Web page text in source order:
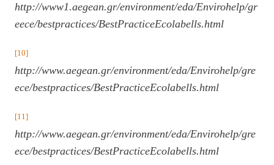
http://www1.aegean.gr/environment/eda/Envirohelp/gr
eece/bestpractices/BestPracticeEcolabells.html
[10]
http://www.aegean.gr/environment/eda/Envirohelp/gre
ece/bestpractices/BestPracticeEcolabells.html
[11]
http://www.aegean.gr/environment/eda/Envirohelp/gre
ece/bestpractices/BestPracticeEcolabells.html